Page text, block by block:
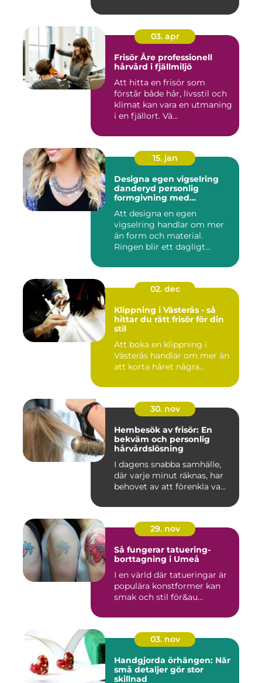
03. apr
Frisör Åre professionell
hårvård i fjällmiljö
Att hitta en frisör som
förstår både hår, livsstil och
klimat kan vara en utmaning
i en fjällort. Vä...
15. jan
Designa egen vigselring
danderyd personlig
formgivning med
Att designa en egen
vigselring handlar om mer
än form och material.
Ringen blir ett dagligt
02. dec
Klippning i Västerås - så
hittar du rätt frisör för din
stil
Att boka en klippning i
Västerås handlar om mer än
att korta håret några...
30. nov
Hembesök av frisör: En
bekväm och personlig
hårvårdslösning
I dagens snabba samhälle,
där varje minut räknas, har
behovet av att förenkla va...
29. nov
Så fungerar tatuering-
borttagning i Umeå
I en värld där tatueringar är
populära konstformer kan
smak och stil för&au...
03. nov
Handgjorda örhängen: När
små detaljer gör stor
skillnad